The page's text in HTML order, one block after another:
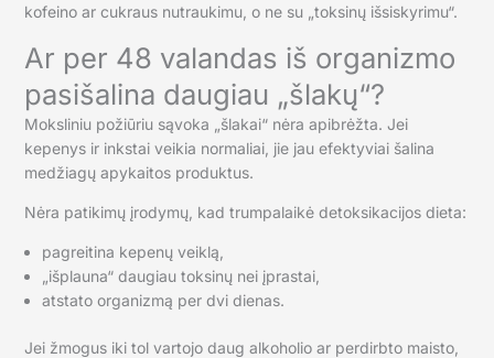
kofeino ar cukraus nutraukimu, o ne su „toksinų išsiskyrimu“.
Ar per 48 valandas iš organizmo
pasišalina daugiau „šlakų“?
Moksliniu požiūriu sąvoka „šlakai“ nėra apibrėžta. Jei
kepenys ir inkstai veikia normaliai, jie jau efektyviai šalina
medžiagų apykaitos produktus.
Nėra patikimų įrodymų, kad trumpalaikė detoksikacijos dieta:
pagreitina kepenų veiklą,
„išplauna“ daugiau toksinų nei įprastai,
atstato organizmą per dvi dienas.
Jei žmogus iki tol vartojo daug alkoholio ar perdirbto maisto,